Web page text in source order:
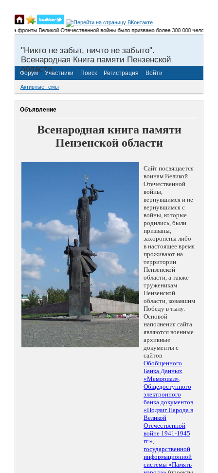
на фронты Великой Отечественной войны было призвано более 300 000 человек,
"Никто не забыт, ничто не забыто".
Всенародная Книга памяти Пензенской
области.
Форум Участники Поиск Регистрация Войти
Активные темы
Объявление
Всенародная книга памяти
Пензенской области
Сайт посвящается
воинам Великой
Отечественной
войны,
вернувшимся и не
вернувшимся с
войны, которые
родились, были
призваны,
захоронены либо
в настоящее время
проживают на
территории
Пензенской
области, а также
труженикам
Пензенской
области, ковавшим
Победу в тылу.
Основой
наполнения сайта
являются военные
архивные
документы с
сайтов
Обобщенного
Банка Данных
«Мемориал»,
Общедоступного
электронного
банка документов
«Подвиг Народа в
Великой
Отечественной
войне 1941-1945
гг.»,
государственной
информационной
системы «Память